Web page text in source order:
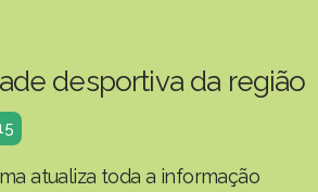
desportiva da região
atualiza toda a informação